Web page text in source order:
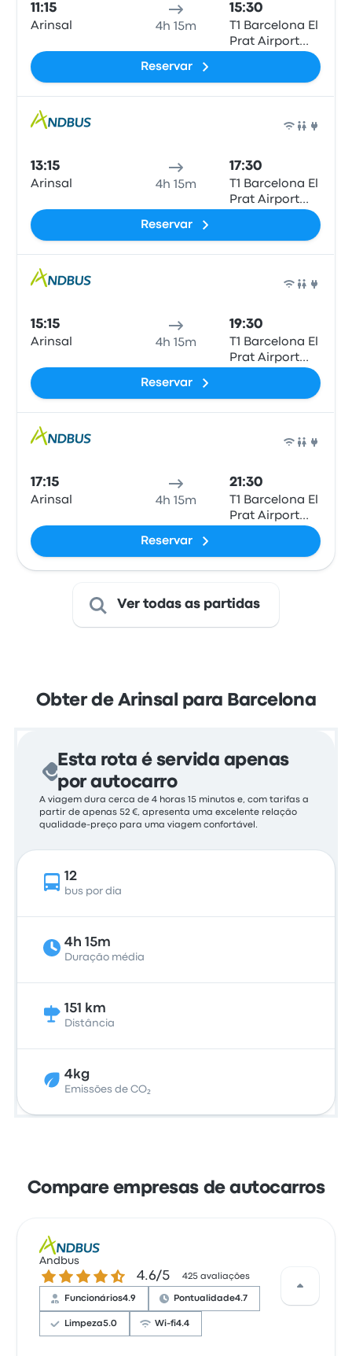
11:15
Arinsal 4h 15m
15:30
T1 Barcelona El
Prat Airport
Reservar
13:15
Arinsal 4h 15m
17:30
T1 Barcelona El
Prat Airport
Reservar
15:15
Arinsal 4h 15m
19:30
T1 Barcelona El
Prat Airport
Reservar
17:15
Arinsal 4h 15m
21:30
T1 Barcelona El
Prat Airport
Reservar
Ver todas as partidas
Obter de Arinsal para Barcelona
Esta rota é servida apenas
por autocarro
A viagem dura cerca de 4 horas 15 minutos e, com tarifas a
partir de apenas 52 €, apresenta uma excelente relação
qualidade-preço para uma viagem confortável.
12
bus por dia
4h 15m
Duração média
151 km
Distância
4kg
Emissões de CO₂
Compare empresas de autocarros
Andbus
4.6 de 5 estrelas 4.6/5 425 avaliações
Funcionários4.9 Pontualidade4.7
Limpeza5.0 Wi-fi4.4